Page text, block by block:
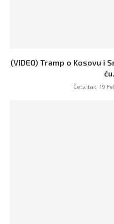
(VIDEO) Tramp o Kosovu i
Četvrtak, 19